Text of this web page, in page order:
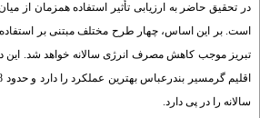
در تحقیق حاضر به ارزیابی تأثیر استفاده همزمان از
است. بر این اساس، چهار طرح مختلف مبتنی بر استفاده
تبریز موجب کاهش مصرف انرژی سالانه خواهد شد. این
سالانه را در پی دارد.